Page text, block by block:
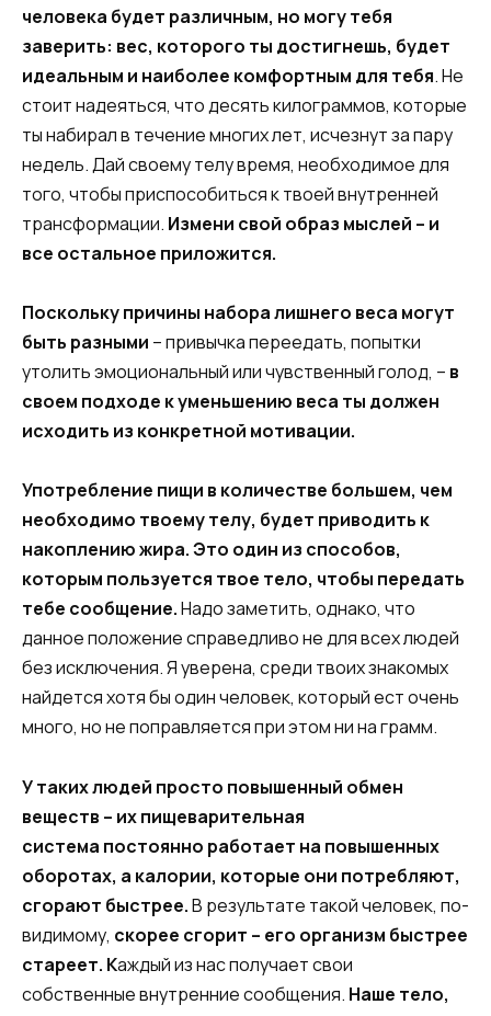
человека будет различным, но могу тебя
заверить: вес, которого ты достигнешь, будет
идеальным и наиболее комфортным для тебя. Не
стоит надеяться, что десять килограммов, которые
ты набирал в течение многих лет, исчезнут за пару
недель. Дай своему телу время, необходимое для
того, чтобы приспособиться к твоей внутренней
трансформации. Измени свой образ мыслей – и
все остальное приложится.
Поскольку причины набора лишнего веса могут
быть разными – привычка переедать, попытки
утолить эмоциональный или чувственный голод, – в
своем подходе к уменьшению веса ты должен
исходить из конкретной мотивации.
Употребление пищи в количестве большем, чем
необходимо твоему телу, будет приводить к
накоплению жира. Это один из способов,
которым пользуется твое тело, чтобы передать
тебе сообщение.Надо заметить, однако, что
данное положение справедливо не для всех людей
без исключения. Я уверена, среди твоих знакомых
найдется хотя бы один человек, который ест очень
много, но не поправляется при этом ни на грамм.
У таких людей просто повышенный обмен
веществ – их пищеварительная
система постоянно работает на повышенных
оборотах, а калории, которые они потребляют,
сгорают быстрее.В результате такой человек, по-
видимому, скорее сгорит – его организм быстрее
стареет. Каждый из нас получает свои
собственные внутренние сообщения. Наше тело,